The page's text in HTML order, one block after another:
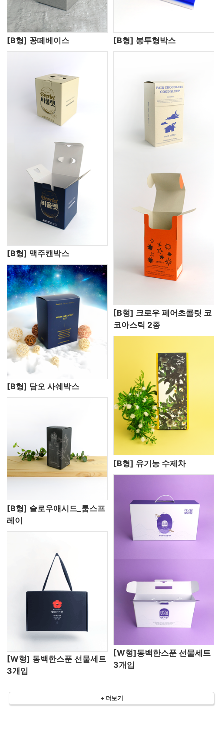
[B형] 꽁떼베이스
[B형] 맥주캔박스
[B형] 봉투형박스
[B형] 담오 사쉐박스
[B형] 크로우 페어초콜릿 코
코아스틱 2종
[B형] 슬로우애시드_룸스프
레이
[B형] 유기농 수제차
[W형] 동백한스푼 선물세트
3개입
[W형]동백한스푼 선물세트
3개입
+ 더보기